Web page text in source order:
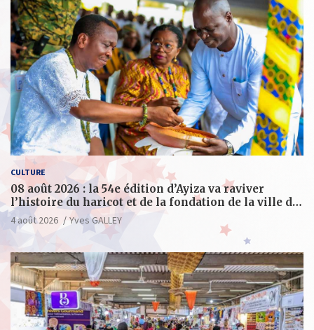
CULTURE
08 août 2026 : la 54e édition d’Ayiza va raviver
l’histoire du haricot et de la fondation de la ville de
Tsévié
4 août 2026 Yves GALLEY